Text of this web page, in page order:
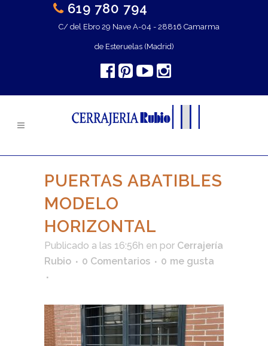
619 780 794
C/ del Ebro 29 Nave A-04 - 28816 Camarma
de Esteruelas (Madrid)
PUERTAS ABATIBLES
MODELO
HORIZONTAL
Publicado a las 16:56h en por Cerrajería
Rubio
0 Comentarios 0 me gusta